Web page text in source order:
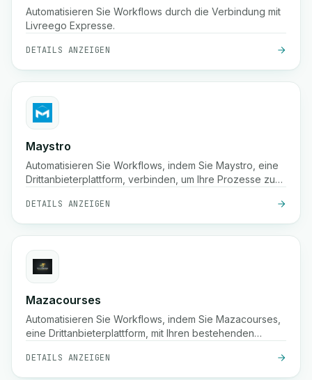
Automatisieren Sie Workflows durch die Verbindung mit
Livreego Expresse.
DETAILS ANZEIGEN
Maystro
Automatisieren Sie Workflows, indem Sie Maystro, eine
Drittanbieterplattform, verbinden, um Ihre Prozesse zu
DETAILS ANZEIGEN
Mazacourses
Automatisieren Sie Workflows, indem Sie Mazacourses,
eine Drittanbieterplattform, mit Ihren bestehenden
DETAILS ANZEIGEN